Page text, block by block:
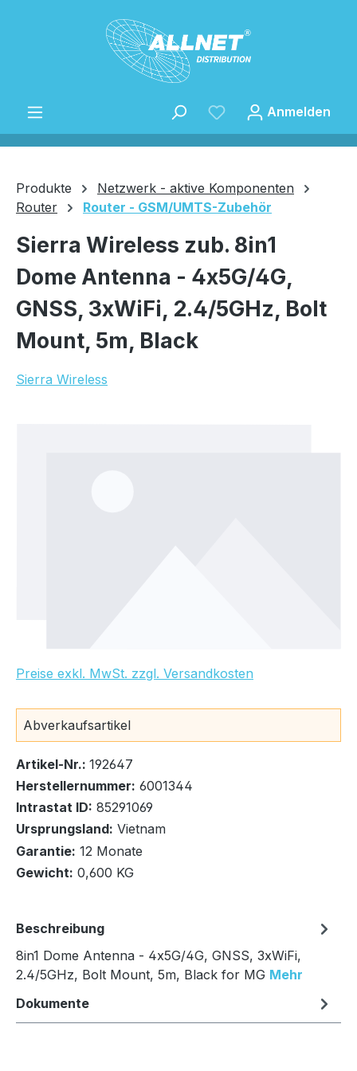
Zum Hauptinhalt springen
Speichern
Anmelden
Produkte
Netzwerk - aktive Komponenten
Router
Router - GSM/UMTS-Zubehör
Sierra Wireless zub. 8in1
Dome Antenna - 4x5G/4G,
GNSS, 3xWiFi, 2.4/5GHz, Bolt
Mount, 5m, Black
Sierra Wireless
Preise exkl. MwSt. zzgl. Versandkosten
Bestand:
Sofort verfügbar, Lieferzeit: 1-2 Tage
In den Warenkorb
Abverkaufsartikel
Artikel-Nr.: 192647
Herstellernummer: 6001344
Intrastat ID: 85291069
Ursprungsland: Vietnam
Garantie: 12 Monate
Gewicht: 0,600 KG
Beschreibung
8in1 Dome Antenna - 4x5G/4G, GNSS, 3xWiFi,
2.4/5GHz, Bolt Mount, 5m, Black for MG Mehr
Dokumente